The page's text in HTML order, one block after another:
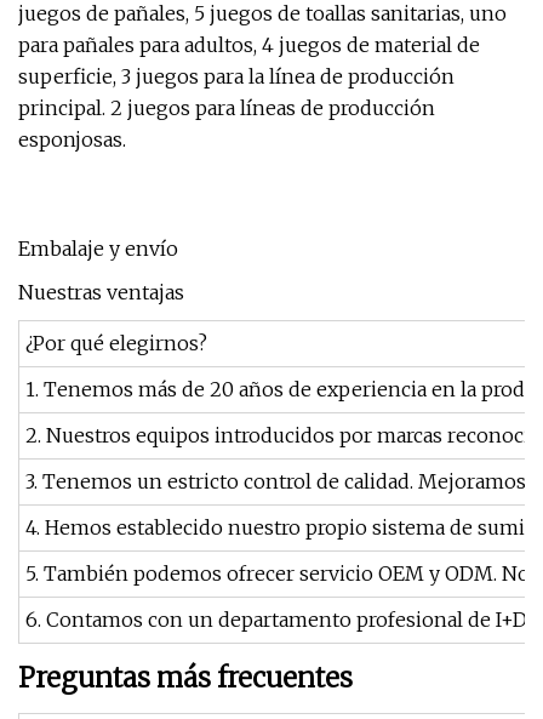
juegos de pañales, 5 juegos de toallas sanitarias, uno
para pañales para adultos, 4 juegos de material de
superficie, 3 juegos para la línea de producción
principal. 2 juegos para líneas de producción
esponjosas.
Embalaje y envío
Nuestras ventajas
¿Por qué elegirnos?
1. Tenemos más de 20 años de experiencia en la
2. Nuestros equipos introducidos por marcas
3. Tenemos un estricto control de calidad. Mejoramos
4. Hemos establecido nuestro propio sistema de
5. También podemos ofrecer servicio OEM y ODM.
6. Contamos con un departamento profesional de I+D.
Preguntas más frecuentes